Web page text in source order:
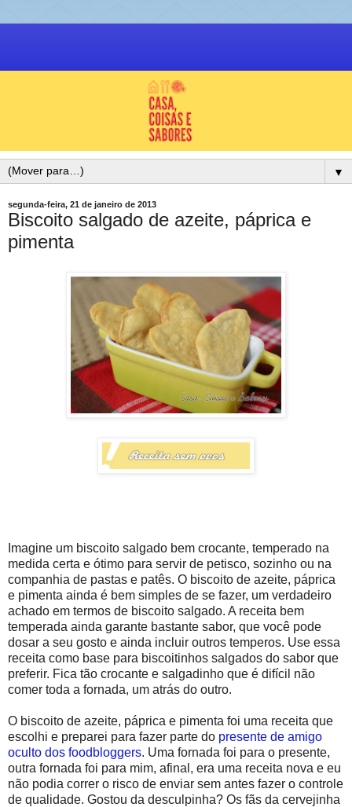
▼
segunda-feira, 21 de janeiro de 2013
Biscoito salgado de azeite, páprica e
pimenta
Imagine um biscoito salgado bem crocante, temperado na
medida certa e ótimo para servir de petisco, sozinho ou na
companhia de pastas e patês. O biscoito de azeite, páprica
e pimenta ainda é bem simples de se fazer, um verdadeiro
achado em termos de biscoito salgado. A receita bem
temperada ainda garante bastante sabor, que você pode
dosar a seu gosto e ainda incluir outros temperos. Use essa
receita como base para biscoitinhos salgados do sabor que
preferir. Fica tão crocante e salgadinho que é difícil não
comer toda a fornada, um atrás do outro.
O biscoito de azeite, páprica e pimenta foi uma receita que
escolhi e preparei para fazer parte do presente de amigo
oculto dos foodbloggers. Uma fornada foi para o presente,
outra fornada foi para mim, afinal, era uma receita nova e eu
não podia correr o risco de enviar sem antes fazer o controle
de qualidade. Gostou da desculpinha? Os fãs da cervejinha